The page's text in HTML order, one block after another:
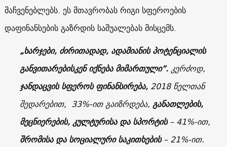
მაჩვენებლებს. ეს მთავრობას რიგი სფეროების
დაფინანსების გაზრდის საშუალებას მისცემს.
„ხარჯები, ძირითადად, ადამიანის პოტენციალის
განვითარებისკენ იქნება მიმართული“.კერძოდ,
ჯანდაცვის სფეროს ფინანსირება, 2018 წელთან
შედარებით, 33%-ით გაიზრდება, განათლების,
მეცნიერების, კულტურისა და სპორტის– 41%-ით,
შრომისა და სოციალური საკითხების– 21%-ით.